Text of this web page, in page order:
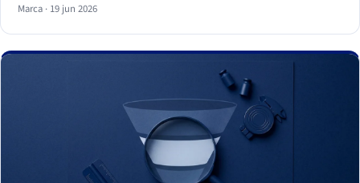
símbolo, apagas a la comunidad que lo hizo valer.
Marca · 19 jun 2026